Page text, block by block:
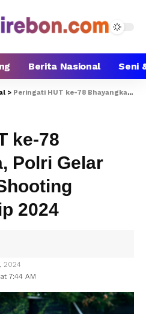
Berita Nasional Seni
> Peringati HUT ke-78 Bhayangkara, Polri Gelar Kapolri Cup Shooting Championship 2024
ke-78
Polri Gelar
2024
7:44 AM
2024